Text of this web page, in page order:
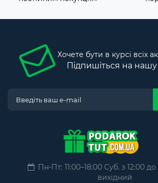
Хочете бути в курсі всіх
Підпишіться на
Пн-Пт: 11:00–18:00 Суб. з 12:00
вихідний